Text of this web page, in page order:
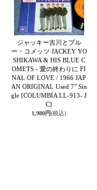
ジャッキー吉川とブル
ー・コメッツ JACKEY YO
SHIKAWA & HIS BLUE C
OMETS - 愛の終わりに FI
NAL OF LOVE / 1966 JAP
AN ORIGINAL Used 7" Sin
gle [COLUMBIA LL-913- J
C]
1,980円(税込)